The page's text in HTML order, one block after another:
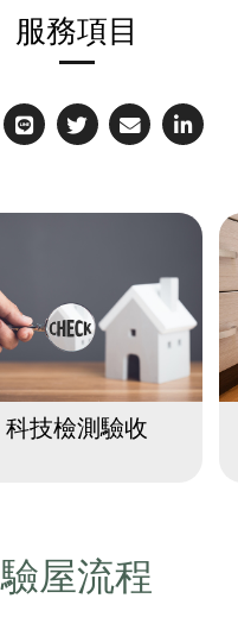
服務項目
科技檢測驗收
驗屋流程